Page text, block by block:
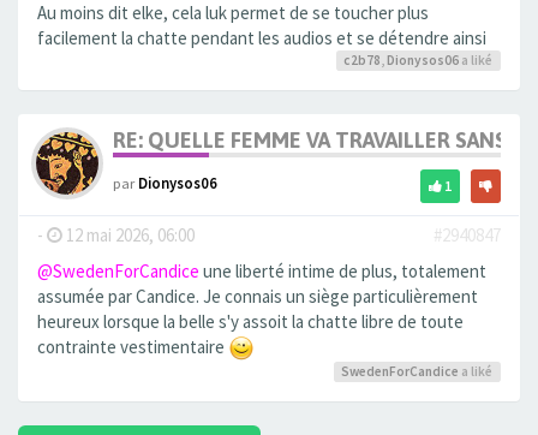
Au moins dit elke, cela luk permet de se toucher plus
facilement la chatte pendant les audios et se détendre ainsi
c2b78 Dionysos06 a liké
RE: QUELLE FEMME VA TRAVAILLER SANS
parDionysos06 1
- 12 mai 2026, 06:00
#2940847
@SwedenForCandice une liberté intime de plus, totalement
assumée par Candice. Je connais un siège particulièrement
heureux lorsque la belle s'y assoit la chatte libre de toute
contrainte vestimentaire
SwedenForCandice a liké